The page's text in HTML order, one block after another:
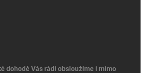
dohodě Vás rádi obsloužíme i mimo